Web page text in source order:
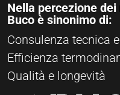
Nella percezione
Buco è sinonimo di:
Consulenza tecnica
Efficienza
Qualità e longevità